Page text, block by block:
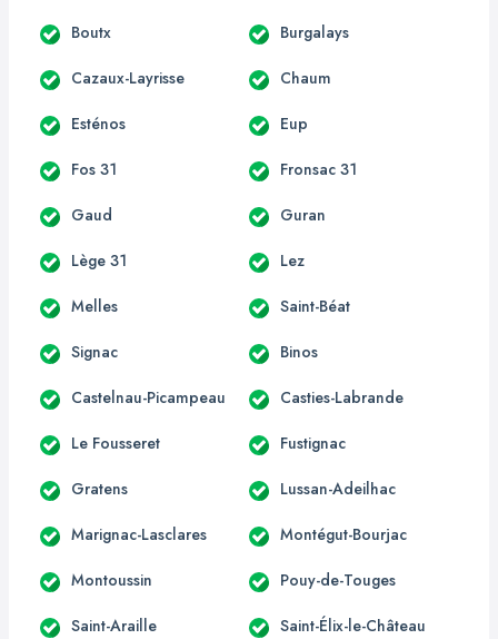
Boutx Burgalays
Cazaux-Layrisse Chaum
Esténos Eup
Fos 31 Fronsac 31
Gaud Guran
Lège 31 Lez
Melles Saint-Béat
Signac Binos
Castelnau-Picampeau Casties-Labrande
Le Fousseret Fustignac
Gratens Lussan-Adeilhac
Marignac-Lasclares Montégut-Bourjac
Montoussin Pouy-de-Touges
Saint-Araille Saint-Élix-le-Château